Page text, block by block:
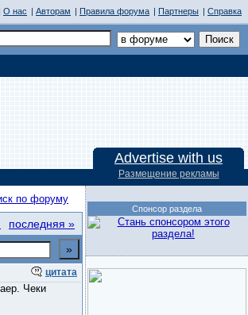
О нас | Авторам | Правила форума | Партнеры | Справка
Advertise with us
Размещение рекламы
по форуму
последняя »
цитата
Чеки
Спонсор раздела